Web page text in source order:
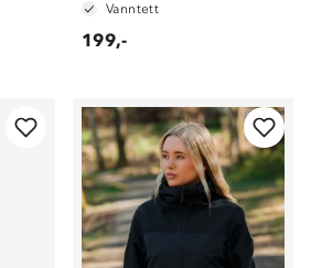
Vanntett
199,-